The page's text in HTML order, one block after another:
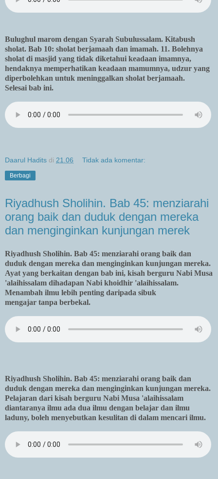
Bulughul marom dengan Syarah Subulussalam. Kitabush
sholat. Bab 10: sholat berjamaah dan imamah. 11. Bolehnya
sholat di masjid yang tidak diketahui keadaan imamnya,
hendaknya memperhatikan keadaan mamumnya, udzur yang
diperbolehkan untuk meninggalkan sholat berjamaah.
Selesai bab ini.
Daarul Hadits di 21.06 Tidak ada komentar:
Berbagi
Riyadhush Sholihin. Bab 45: menziarahi
orang baik dan duduk dengan mereka
dan menginginkan kunjungan merek
Riyadhush Sholihin. Bab 45: menziarahi orang baik dan
duduk dengan mereka dan menginginkan kunjungan mereka.
Ayat yang berkaitan dengan bab ini, kisah berguru Nabi Musa
'alaihissalam dihadapan Nabi khoidhir 'alaihissalam.
Menambah ilmu lebih penting daripada sibuk
mengajar tanpa berbekal.
Riyadhush Sholihin. Bab 45: menziarahi orang baik dan
duduk dengan mereka dan menginginkan kunjungan mereka.
Pelajaran dari kisah berguru Nabi Musa 'alaihissalam
diantaranya ilmu ada dua ilmu dengan belajar dan ilmu
laduny, boleh menyebutkan kesulitan di dalam mencari ilmu.